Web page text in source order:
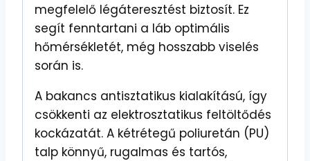
megfelelő légáteresztést biztosít. Ez
segít fenntartani a láb optimális
hőmérsékletét, még hosszabb viselés
során is.
A bakancs antisztatikus kialakítású, így
csökkenti az elektrosztatikus feltöltődés
kockázatát. A kétrétegű poliuretán (PU)
talp könnyű, rugalmas és tartós,